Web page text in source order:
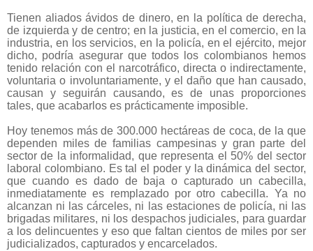
Tienen aliados ávidos de dinero, en la política de derecha,
de izquierda y de centro; en la justicia, en el comercio, en la
industria, en los servicios, en la policía, en el ejército, mejor
dicho, podría asegurar que todos los colombianos hemos
tenido relación con el narcotráfico, directa o indirectamente,
voluntaria o involuntariamente, y el daño que han causado,
causan y seguirán causando, es de unas proporciones
tales, que acabarlos es prácticamente imposible.
Hoy tenemos más de 300.000 hectáreas de coca, de la que
dependen miles de familias campesinas y gran parte del
sector de la informalidad, que representa el 50% del sector
laboral colombiano. Es tal el poder y la dinámica del sector,
que cuando es dado de baja o capturado un cabecilla,
inmediatamente es remplazado por otro cabecilla. Ya no
alcanzan ni las cárceles, ni las estaciones de policía, ni las
brigadas militares, ni los despachos judiciales, para guardar
a los delincuentes y eso que faltan cientos de miles por ser
judicializados, capturados y encarcelados.